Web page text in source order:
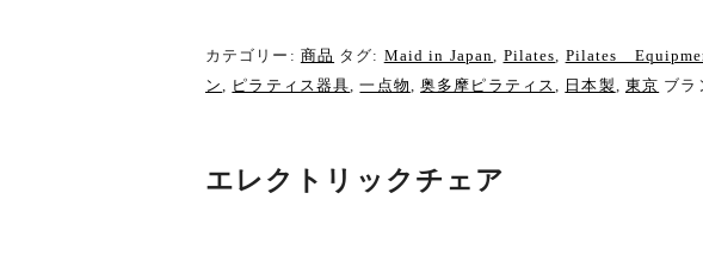
リ
チ
カテゴリー: 商品 タグ: Maid in Japan Pilates Pilates
ン
ピラティス器具 ,一点物 ,奥多摩ピラティス 日本製 東京 ブ
エレクトリックチェア